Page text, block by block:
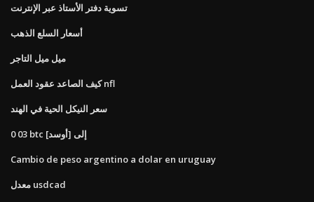
تسوية دفتر الأستاذ عبر الإنترنت
أسعار السلع الذهب
ميل ميل التاجر
كيف الصاعد عقود العمل nfl
سعر النيكل الحية في الهند
0 03 btc إلى [أوسد]
Cambio de peso argentino a dolar en uruguay
معدل usdcad